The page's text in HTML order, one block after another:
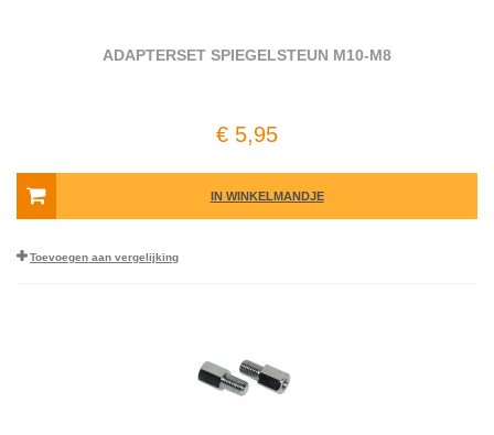
ADAPTERSET SPIEGELSTEUN M10-M8
€ 5,95
IN WINKELMANDJE
Toevoegen aan vergelijking